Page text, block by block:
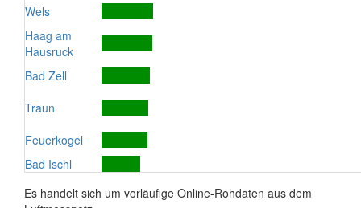
Wels
Haag am
Hausruck
Bad Zell
Traun
Feuerkogel
Bad Ischl
Es handelt sich um vorläufige Online-Rohdaten aus dem